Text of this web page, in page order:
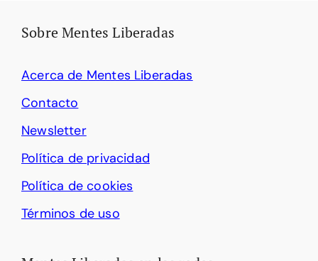
Sobre Mentes Liberadas
Acerca de Mentes Liberadas
Contacto
Newsletter
Política de privacidad
Política de cookies
Términos de uso